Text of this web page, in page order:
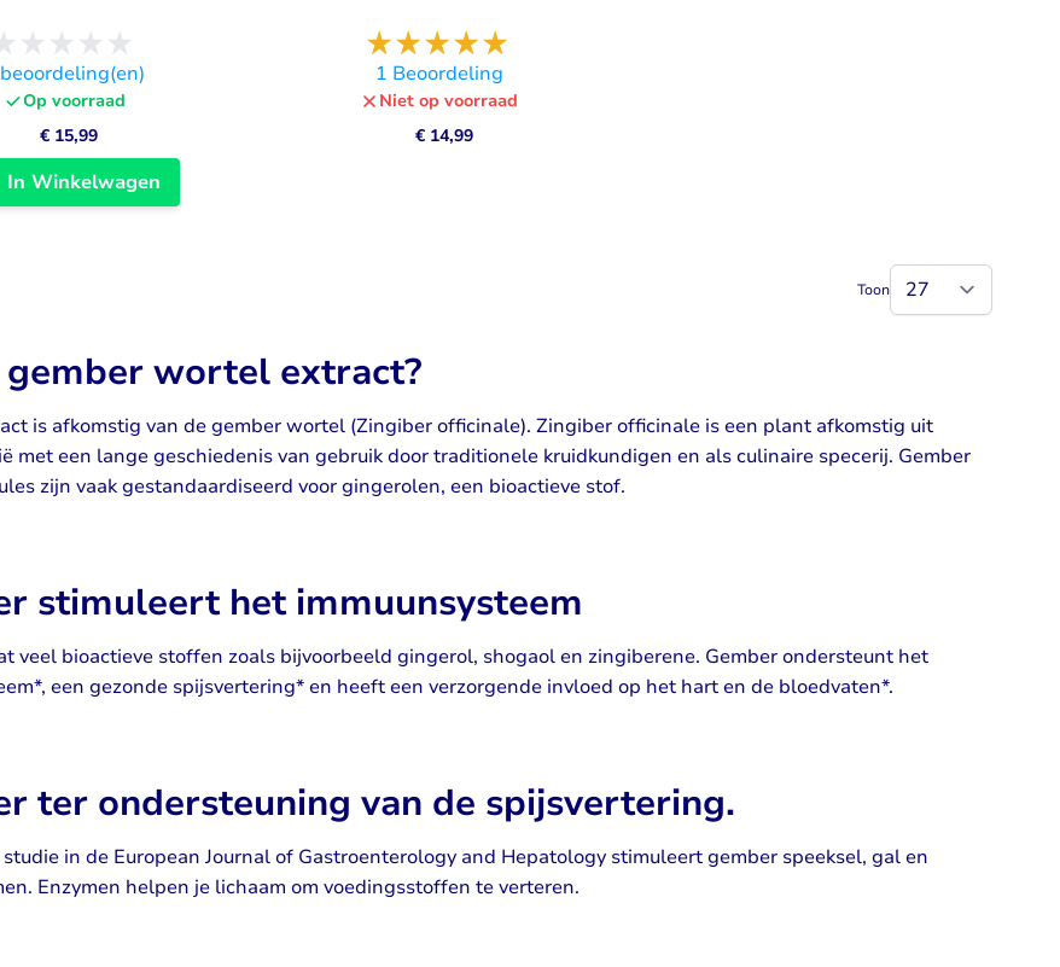
beoordeling(en)
Op voorraad
€ 15,99
In Winkelwagen
1 Beoordeling
Niet op voorraad
€ 14,99
Toon
wortel extract?
is afkomstig van de gember wortel (Zingiber officinale). Zingiber officinale is een plant afkomstig uit
met een lange geschiedenis van gebruik door traditionele kruidkundigen en als culinaire specerij. Gember
zijn vaak gestandaardiseerd voor gingerolen, een bioactieve stof.
stimuleert het immuunsysteem
veel bioactieve stoffen zoals bijvoorbeeld gingerol, shogaol en zingiberene. Gember ondersteunt het
een gezonde spijsvertering* en heeft een verzorgende invloed op het hart en de bloedvaten*.
ter ondersteuning van de spijsvertering.
in de European Journal of Gastroenterology and Hepatology stimuleert gember speeksel, gal en
Enzymen helpen je lichaam om voedingsstoffen te verteren.